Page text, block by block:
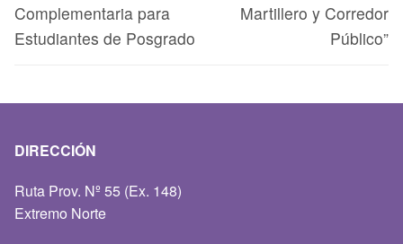
Complementaria para
Estudiantes de Posgrado
Martillero y Corredor
Público”
DIRECCIÓN
Ruta Prov. Nº 55 (Ex. 148)
Extremo Norte